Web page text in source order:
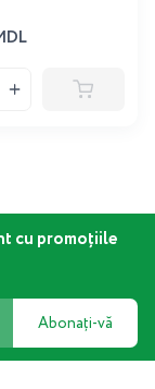
cu promoțiile
Abonați-vă